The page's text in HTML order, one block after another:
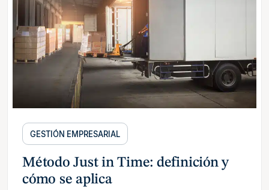
GESTIÓN EMPRESARIAL
Método Just in Time: definición y
cómo se aplica